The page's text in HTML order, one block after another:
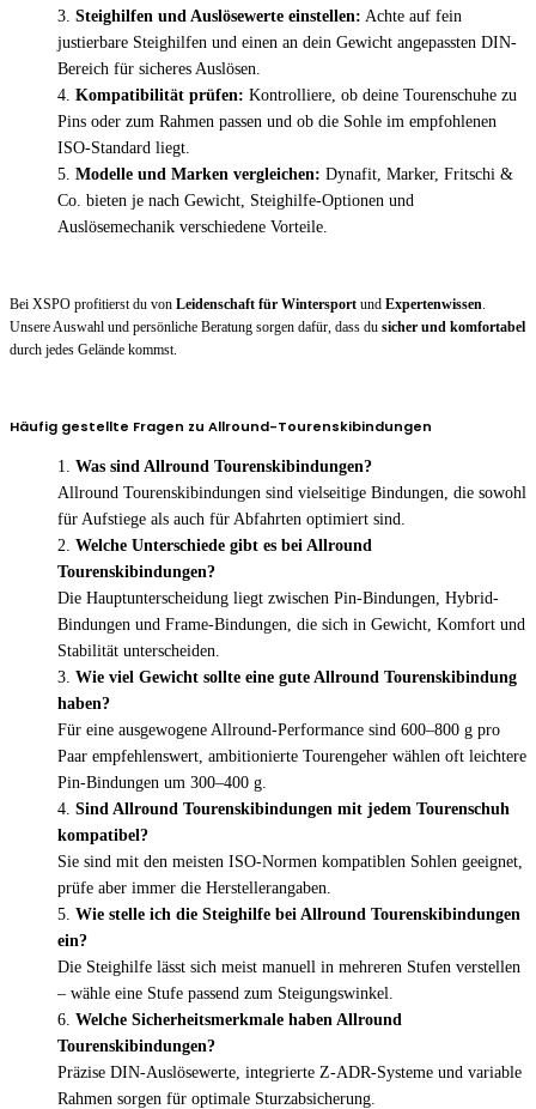
Steighilfen und Auslösewerte einstellen: Achte auf fein
justierbare Steighilfen und einen an dein Gewicht angepassten DIN-
Bereich für sicheres Auslösen.
Kompatibilität prüfen: Kontrolliere, ob deine Tourenschuhe zu
Pins oder zum Rahmen passen und ob die Sohle im empfohlenen
ISO-Standard liegt.
Modelle und Marken vergleichen: Dynafit, Marker, Fritschi &
Co. bieten je nach Gewicht, Steighilfe-Optionen und
Auslösemechanik verschiedene Vorteile.
Bei XSPO profitierst du von Leidenschaft für Wintersport und Expertenwissen
Unsere Auswahl und persönliche Beratung sorgen dafür, dass du sicher und komfortabel
durch jedes Gelände kommst.
Häufig gestellte Fragen zu Allround-Tourenskibindungen
Was sind Allround Tourenskibindungen?
Allround Tourenskibindungen sind vielseitige Bindungen, die sowohl
für Aufstiege als auch für Abfahrten optimiert sind.
Welche Unterschiede gibt es bei Allround
Tourenskibindungen?
Die Hauptunterscheidung liegt zwischen Pin-Bindungen, Hybrid-
Bindungen und Frame-Bindungen, die sich in Gewicht, Komfort und
Stabilität unterscheiden.
Wie viel Gewicht sollte eine gute Allround Tourenskibindung
haben?
Für eine ausgewogene Allround-Performance sind 600–800 g pro
Paar empfehlenswert, ambitionierte Tourengeher wählen oft leichtere
Pin-Bindungen um 300–400 g.
Sind Allround Tourenskibindungen mit jedem Tourenschuh
kompatibel?
Sie sind mit den meisten ISO-Normen kompatiblen Sohlen geeignet,
prüfe aber immer die Herstellerangaben.
Wie stelle ich die Steighilfe bei Allround Tourenskibindungen
ein?
Die Steighilfe lässt sich meist manuell in mehreren Stufen verstellen
– wähle eine Stufe passend zum Steigungswinkel.
Welche Sicherheitsmerkmale haben Allround
Tourenskibindungen?
Präzise DIN-Auslösewerte, integrierte Z-ADR-Systeme und variable
Rahmen sorgen für optimale Sturzabsicherung.